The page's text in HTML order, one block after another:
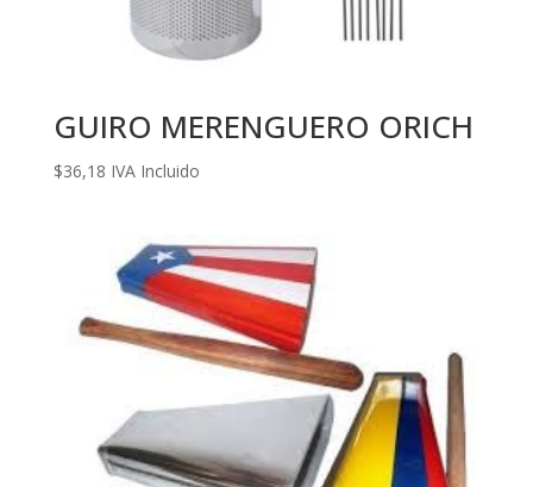
GUIRO MERENGUERO ORICH
$36,18 IVA Incluido